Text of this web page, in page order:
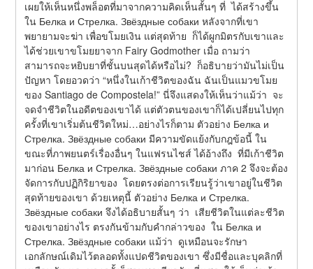
เผยให้เห็นหนึ่งพล็อตที่มาจากความคิดเห็นสั้นๆ ที่  ได้สร้างขึ้น
ใน Белка и Стрелка. Звёздные собаки หลังจากที่เขา
พยายามจะฆ่า เพื่อขโมยเงิน แต่สุดท้าย  ก็ได้ผูกมิตรกับเขาและ
ได้ช่วยเขาขโมยยาจาก Fairy Godmother เมื่อ ถามว่า
สามารถจะหยิบยาที่ชั้นบนสุดได้หรือไม่?  ก็อธิบายว่ามันไม่เป็น
ปัญหา โดยอวดว่า “หนึ่งในเก้าชีวิตของฉัน ฉันเป็นแมวขโมย
ของ Santiago de Compostela!” นี่จึงแสดงให้เห็นว่าแม้ว่า  จะ
จดจำชีวิตในอดีตของเขาได้ แต่ตัวตนของเขาก็ได้เปลี่ยนไปทุก
ครั้งที่เขาเริ่มต้นชีวิตใหม่…อย่างไรก็ตาม ตัวอย่าง Белка и
Стрелка. Звёздные собаки มีความขัดแย้งกับกฎข้อนี้ ใน
ขณะที่ภาพยนตร์เรื่องอื่นๆ ในแฟรนไชส์ ได้อ้างถึง  ที่มีเก้าชีวิต
มาก่อน Белка и Стрелка. Звёздные собаки ภาค 2 จึงจะต้อง
จัดการกับปฏิกิริยาของ  โดยตรงต่อการเรียนรู้ว่าเขาอยู่ในชีวิต
สุดท้ายของเขา ด้วยเหตุนี้ ตัวอย่าง Белка и Стрелка.
Звёздные собаки จึงได้อธิบายสั้นๆ ว่า  เสียชีวิตในแต่ละชีวิต
ของเขาอย่างไร ตรงกันข้ามกับคำกล่าวของ  ใน Белка и
Стрелка. Звёздные собаки แม้ว่า  ดูเหมือนจะรักษา
เอกลักษณ์เดิมไว้ตลอดทั้งแปดชีวิตของเขา ซึ่งมีชื่อและบุคลิกที่